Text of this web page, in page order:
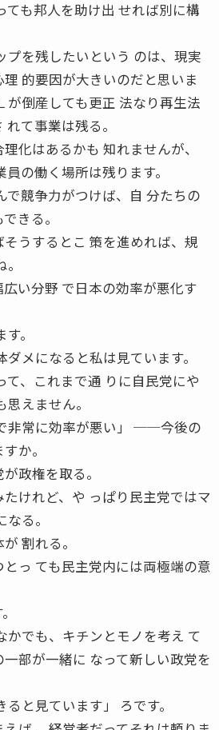
ても邦人を助け出 せれば別に構
プを残したいという のは、現実
的要因が大きいのだと思いま
倒産しても更正 法なり再生法
て事業は残る。
化はあるかも 知れませんが、
の働く場所は残ります。
で競争力がつけば、自 分たちの
きる。
うするとこ 策を進めれば、規
い分野 で日本の効率が悪化す
。
メになると私は見ています。
て、これまで通 りに自民党にや
えません。
非常に効率が悪い」 ──今後の
か。
政権を取る。
けれど、や っぱり民主党ではマ
る。
割れる。
っ ても民主党内には両極端の意
かでも、キチンとモノを考え て
部が一緒に なって新しい政党を
と見ています」 ろです。